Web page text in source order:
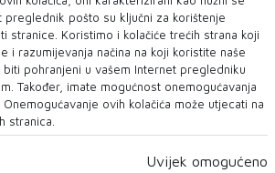
NAJČITANIJE
preglednik pošto su ključni za korištenje
stranice. Koristimo i kolačiće trećih strana koji
i razumijevanja načina na koji koristite naše
biti pohranjeni u vašem Internet pregledniku
Također, imate mogućnost onemogućavanja
ovih kolačića može utjecati na
stranica.
Uvijek omogućeno